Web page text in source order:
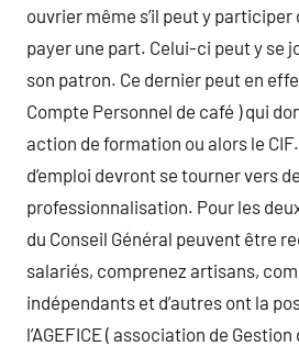
ouvrier même s’il peut y
payer une part. Celui-ci peut y se
son patron. Ce dernier peut en
Compte Personnel de café ) qui
action de formation ou alors le
d’emploi devront se tourner vers
professionnalisation. Pour les
du Conseil Général peuvent être
salariés, comprenez artisans,
indépendants et d’autres ont la
l’AGEFICE ( association de